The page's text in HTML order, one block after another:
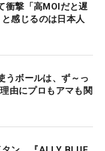
衝撃「高MOIだと遅
感じるのは日本人
うボールは、ず～っ
由にプロもアマも関